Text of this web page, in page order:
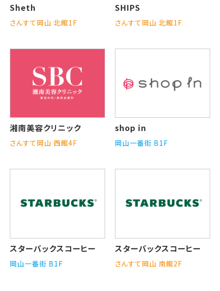
Sheth
さんすて岡山 北館1F
SHIPS
さんすて岡山 北館1F
湘南美容クリニック
さんすて岡山 西館4F
shop in
岡山一番街 B1F
スターバックスコーヒー
岡山一番街 B1F
スターバックスコーヒー
さんすて岡山 南館2F